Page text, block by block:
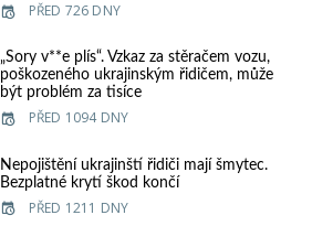
PŘED 726 DNY
„Sory v**e plís“. Vzkaz za stěračem vozu,
poškozeného ukrajinským řidičem, může
být problém za tisíce
PŘED 1094 DNY
Nepojištění ukrajinští řidiči mají šmytec.
Bezplatné krytí škod končí
PŘED 1211 DNY